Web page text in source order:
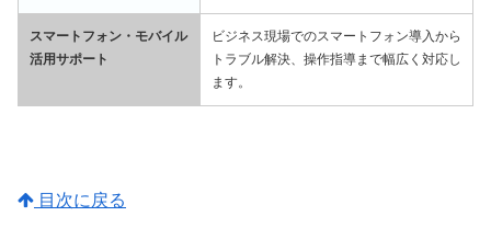
スマートフォン・モバイル
活用サポート
ビジネス現場でのスマートフォン導入から
トラブル解決、操作指導まで幅広く対応し
ます。
目次に戻る